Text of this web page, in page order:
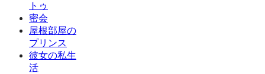
トゥ
密会
屋根部屋の
プリンス
彼女の私生
活